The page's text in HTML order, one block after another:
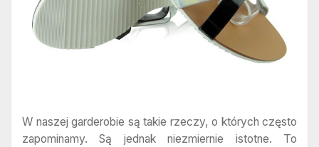
W naszej garderobie są takie rzeczy, o których często
zapominamy. Są jednak niezmiernie istotne. To